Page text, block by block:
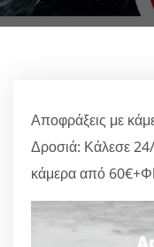
Αποφράξεις με
Δροσιά: Κάλεσε
κάμερα από